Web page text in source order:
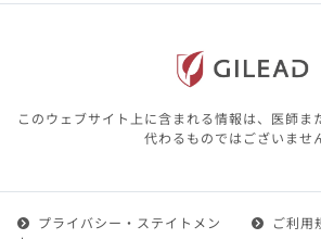
このウェブサイト上に含まれる情報は、医師ま
代わるものではございませ
プライバシー・ステイトメン
ご利用